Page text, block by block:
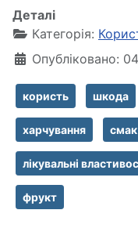
Деталі
Категорія:
Опубліковано:
користь шкода
харчування смак
лікувальні
фрукт